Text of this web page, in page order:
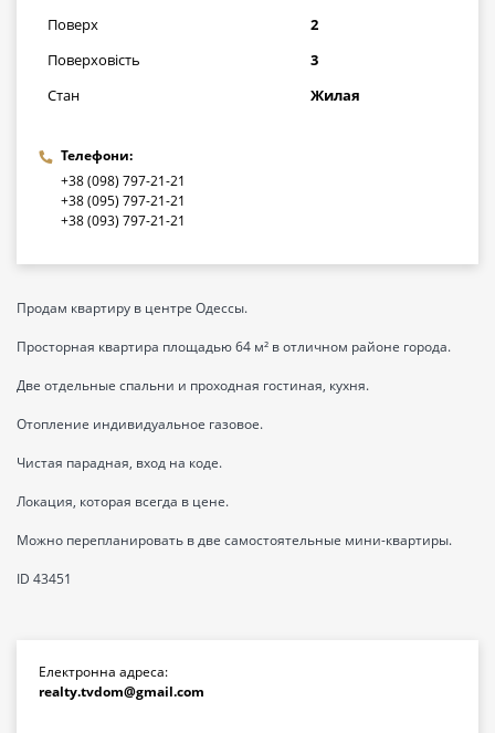
Поверх
2
Поверховість
3
Стан
Жилая
Телефони:
+38 (098) 797-21-21
+38 (095) 797-21-21
+38 (093) 797-21-21
Продам квартиру в центре Одессы.
Просторная квартира площадью 64 м² в отличном районе города.
Две отдельные спальни и проходная гостиная, кухня.
Отопление индивидуальное газовое.
Чистая парадная, вход на коде.
Локация, которая всегда в цене.
Можно перепланировать в две самостоятельные мини-квартиры.
ID 43451
Електронна адреса:
realty.tvdom@gmail.com